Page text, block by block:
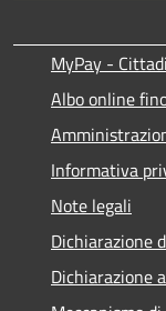
MyPay -
Albo online
Informativa
Note legali
Dichiarazione
Dichiarazione